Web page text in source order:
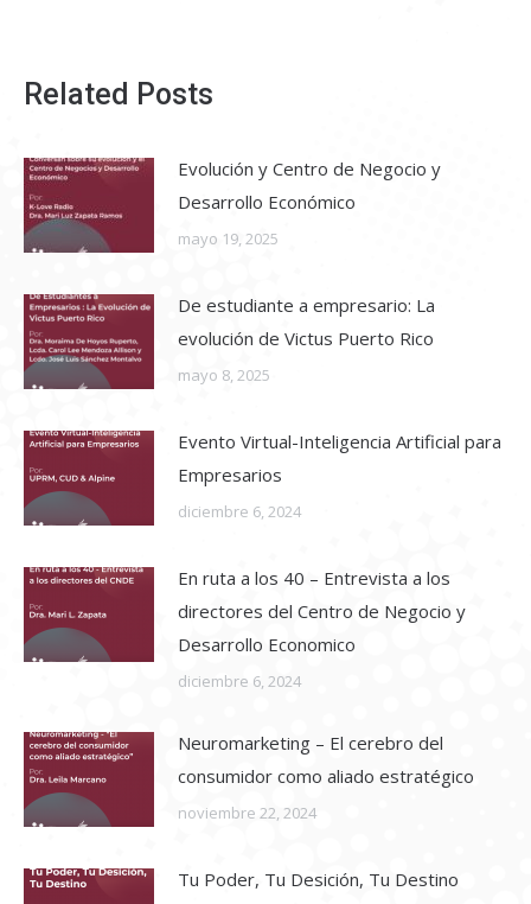
Related Posts
Evolución y Centro de Negocio y
Desarrollo Económico
mayo 19, 2025
De estudiante a empresario: La
evolución de Victus Puerto Rico
mayo 8, 2025
Evento Virtual-Inteligencia Artificial para
Empresarios
diciembre 6, 2024
En ruta a los 40 – Entrevista a los
directores del Centro de Negocio y
Desarrollo Economico
diciembre 6, 2024
Neuromarketing – El cerebro del
consumidor como aliado estratégico
noviembre 22, 2024
Tu Poder, Tu Desición, Tu Destino